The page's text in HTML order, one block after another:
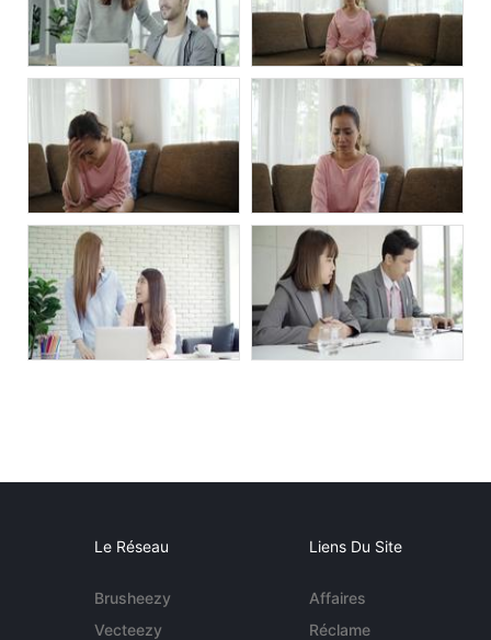
Le Réseau
Brusheezy
Vecteezy
Liens Du Site
Affaires
Réclame